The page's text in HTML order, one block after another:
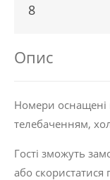
8
Опис
Номери
телебаченням,
Гості зможуть
або